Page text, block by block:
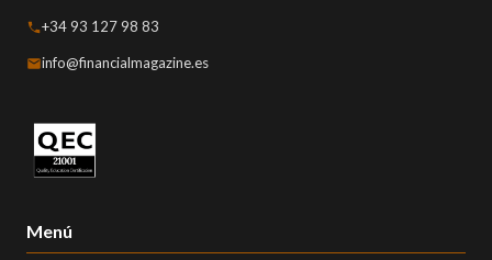
+34 93 127 98 83
info@financialmagazine.es
Menú